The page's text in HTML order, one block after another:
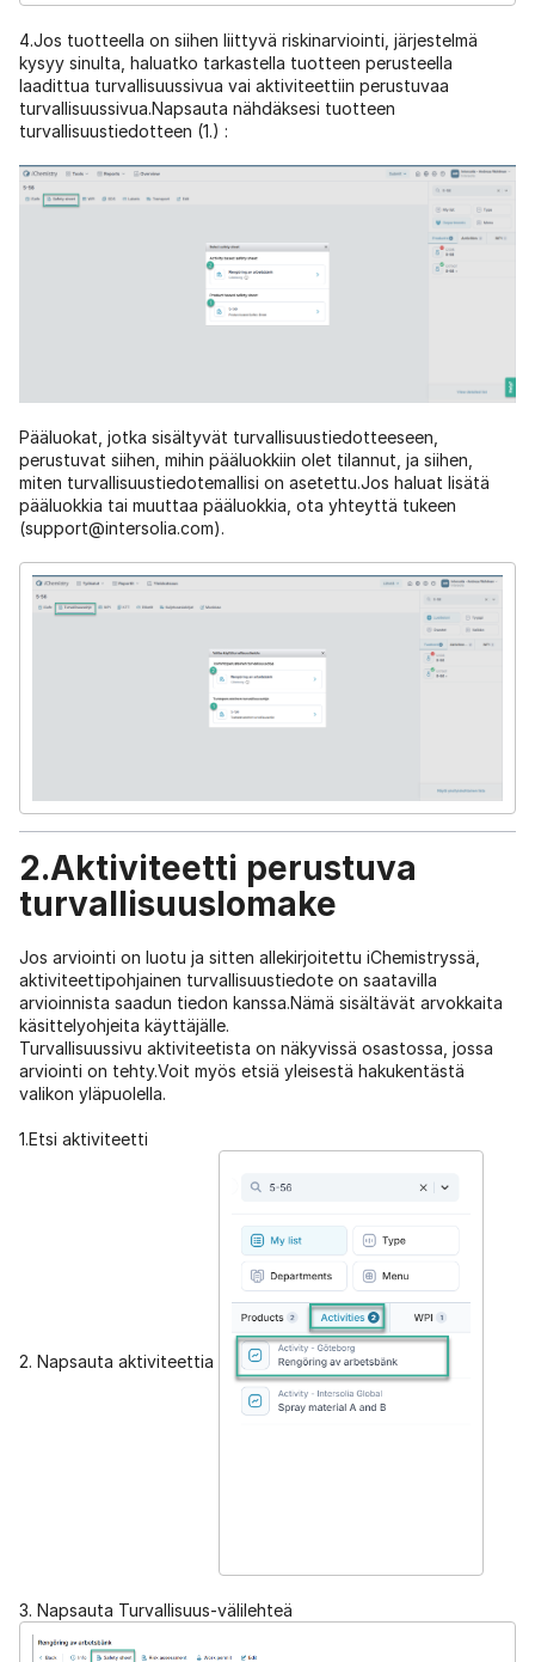
4.Jos tuotteella on siihen liittyvä riskinarviointi, järjestelmä
kysyy sinulta, haluatko tarkastella tuotteen perusteella
laadittua turvallisuussivua vai aktiviteettiin perustuvaa
turvallisuussivua.Napsauta nähdäksesi tuotteen
turvallisuustiedotteen (1.) :
Pääluokat, jotka sisältyvät turvallisuustiedotteeseen,
perustuvat siihen, mihin pääluokkiin olet tilannut, ja siihen,
miten turvallisuustiedotemallisi on asetettu.Jos haluat lisätä
pääluokkia tai muuttaa pääluokkia, ota yhteyttä tukeen
(support@intersolia.com).
2.Aktiviteetti perustuva
turvallisuuslomake
Jos arviointi on luotu ja sitten allekirjoitettu iChemistryssä,
aktiviteettipohjainen turvallisuustiedote on saatavilla
arvioinnista saadun tiedon kanssa.Nämä sisältävät arvokkaita
käsittelyohjeita käyttäjälle.
Turvallisuussivu aktiviteetista on näkyvissä osastossa, jossa
arviointi on tehty.Voit myös etsiä yleisestä hakukentästä
valikon yläpuolella.
1.Etsi aktiviteetti
2. Napsauta aktiviteettia
3. Napsauta Turvallisuus-välilehteä